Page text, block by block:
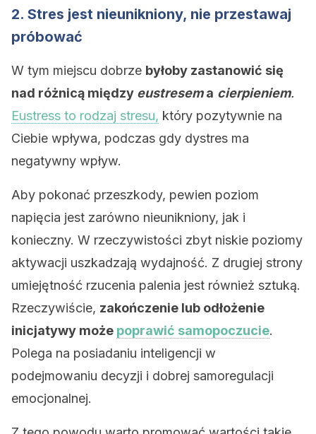
2. Stres jest nieunikniony, nie przestawaj
próbować
W tym miejscu dobrze byłoby zastanowić się
nad różnicą między eustresema cierpieniem.
Eustress to rodzaj stresu, który pozytywnie na
Ciebie wpływa, podczas gdy dystres ma
negatywny wpływ.
Aby pokonać przeszkody, pewien poziom
napięcia jest zarówno nieunikniony, jak i
konieczny. W rzeczywistości zbyt niskie poziomy
aktywacji uszkadzają wydajność. Z drugiej strony
umiejętność rzucenia palenia jest również sztuką.
Rzeczywiście, zakończenie lub odłożenie
inicjatywy może poprawić samopoczucie.
Polega na posiadaniu inteligencji w
podejmowaniu decyzji i dobrej samoregulacji
emocjonalnej.